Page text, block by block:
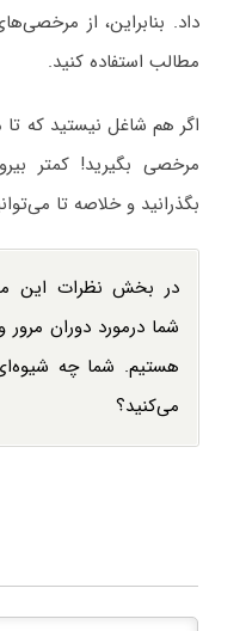
داد. بنابراین، از
مطالب استفاده کنید.
اگر هم شاغل نیستید که تا
مرخصی بگیرید! کمتر
بگذرانید و خلاصه تا
در بخش نظرات این
شما درمورد دوران
هستیم. شما چه
می‌کنید؟